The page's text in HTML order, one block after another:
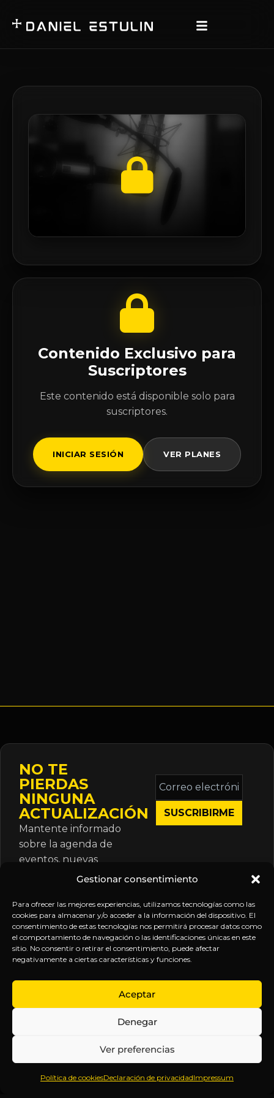
Gestionar consentimiento
Para ofrecer las mejores experiencias, utilizamos tecnologías como las
cookies para almacenar y/o acceder a la información del dispositivo. El
consentimiento de estas tecnologías nos permitirá procesar datos como
el comportamiento de navegación o las identificaciones únicas en este
sitio. No consentir o retirar el consentimiento, puede afectar
negativamente a ciertas características y funciones.
Aceptar
Denegar
Ver preferencias
Política de cookiesDeclaración de privacidadImpressum
Contenido Exclusivo para
Suscriptores
Este contenido está disponible solo para
suscriptores.
INICIAR SESIÓN VER PLANES
NO TE
PIERDAS
NINGUNA
ACTUALIZACIÓN
Mantente informado
sobre la agenda de
eventos, nuevas
publicaciones y
suscripción.
Correo
electrónico
*
Inteligencia
Anticipándonos
EXPLORA
Inicio
Sobre
Contenido
Webinars
LEGAL
Política
de
Términos y
Aviso
SÍGUENOS